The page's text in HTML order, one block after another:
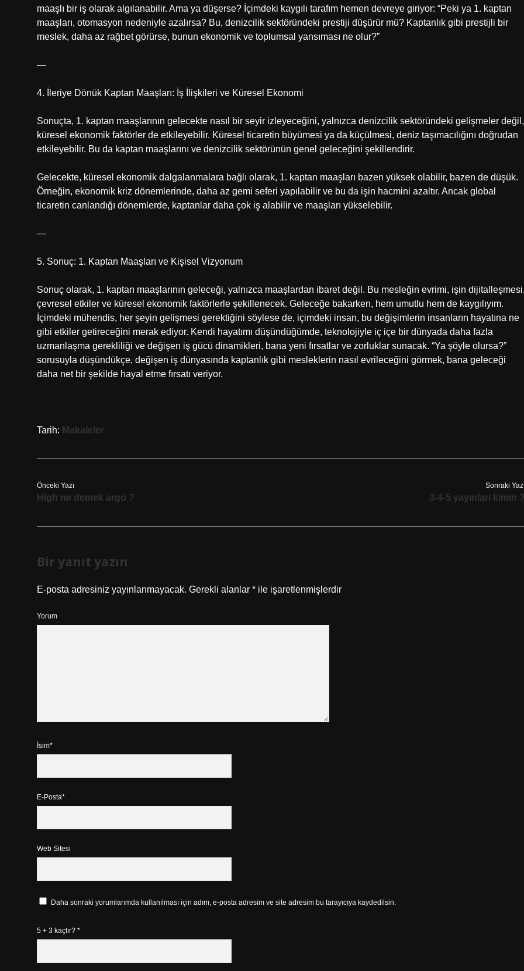
maaşlı bir iş olarak algılanabilir. Ama ya düşerse? İçimdeki kaygılı tarafım hemen devreye giriyor: “Peki ya 1. kaptan
maaşları, otomasyon nedeniyle azalırsa? Bu, denizcilik sektöründeki prestiji düşürür mü? Kaptanlık gibi prestijli bir
meslek, daha az rağbet görürse, bunun ekonomik ve toplumsal yansıması ne olur?”
—
4. İleriye Dönük Kaptan Maaşları: İş İlişkileri ve Küresel Ekonomi
Sonuçta, 1. kaptan maaşlarının gelecekte nasıl bir seyir izleyeceğini, yalnızca denizcilik sektöründeki gelişmeler değil,
küresel ekonomik faktörler de etkileyebilir. Küresel ticaretin büyümesi ya da küçülmesi, deniz taşımacılığını doğrudan
etkileyebilir. Bu da kaptan maaşlarını ve denizcilik sektörünün genel geleceğini şekillendirir.
Gelecekte, küresel ekonomik dalgalanmalara bağlı olarak, 1. kaptan maaşları bazen yüksek olabilir, bazen de düşük.
Örneğin, ekonomik kriz dönemlerinde, daha az gemi seferi yapılabilir ve bu da işin hacmini azaltır. Ancak global
ticaretin canlandığı dönemlerde, kaptanlar daha çok iş alabilir ve maaşları yükselebilir.
—
5. Sonuç: 1. Kaptan Maaşları ve Kişisel Vizyonum
Sonuç olarak, 1. kaptan maaşlarının geleceği, yalnızca maaşlardan ibaret değil. Bu mesleğin evrimi, işin
çevresel etkiler ve küresel ekonomik faktörlerle şekillenecek. Geleceğe bakarken, hem umutlu hem de kaygılıyım.
İçimdeki mühendis, her şeyin gelişmesi gerektiğini söylese de, içimdeki insan, bu değişimlerin insanların hayatına ne
gibi etkiler getireceğini merak ediyor. Kendi hayatımı düşündüğümde, teknolojiyle iç içe bir dünyada daha fazla
uzmanlaşma gerekliliği ve değişen iş gücü dinamikleri, bana yeni fırsatlar ve zorluklar sunacak. “Ya şöyle olursa?”
sorusuyla düşündükçe, değişen iş dünyasında kaptanlık gibi mesleklerin nasıl evrileceğini görmek, bana geleceği
daha net bir şekilde hayal etme fırsatı veriyor.
Tarih: Makaleler
Önceki Yazı
High ne demek argo ?
Sonraki
3-4-5 yayınları kimin
Bir yanıt yazın
E-posta adresiniz yayınlanmayacak. Gerekli alanlar * ile işaretlenmişlerdir
Yorum
İsim*
E-Posta*
Web Sitesi
Daha sonraki yorumlarımda kullanılması için adım, e-posta adresim ve site adresim bu tarayıcıya kaydedilsin.
5 + 3 kaçtır? *